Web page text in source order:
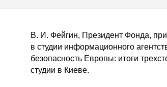
В. И. Фейгин, Президент Фонда,
в студии информационного
безопасность Европы: итоги
студии в Киеве.